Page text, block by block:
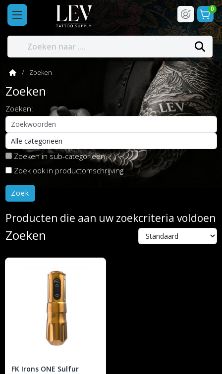
0
Zoeken
Zoeken
Zoeken:
Zoeken in sub-categorieën
Zoek ook in productomschrijving
Producten die aan uw zoekcriteria voldoen
Zoeken
FK Irons ONE Sulfur